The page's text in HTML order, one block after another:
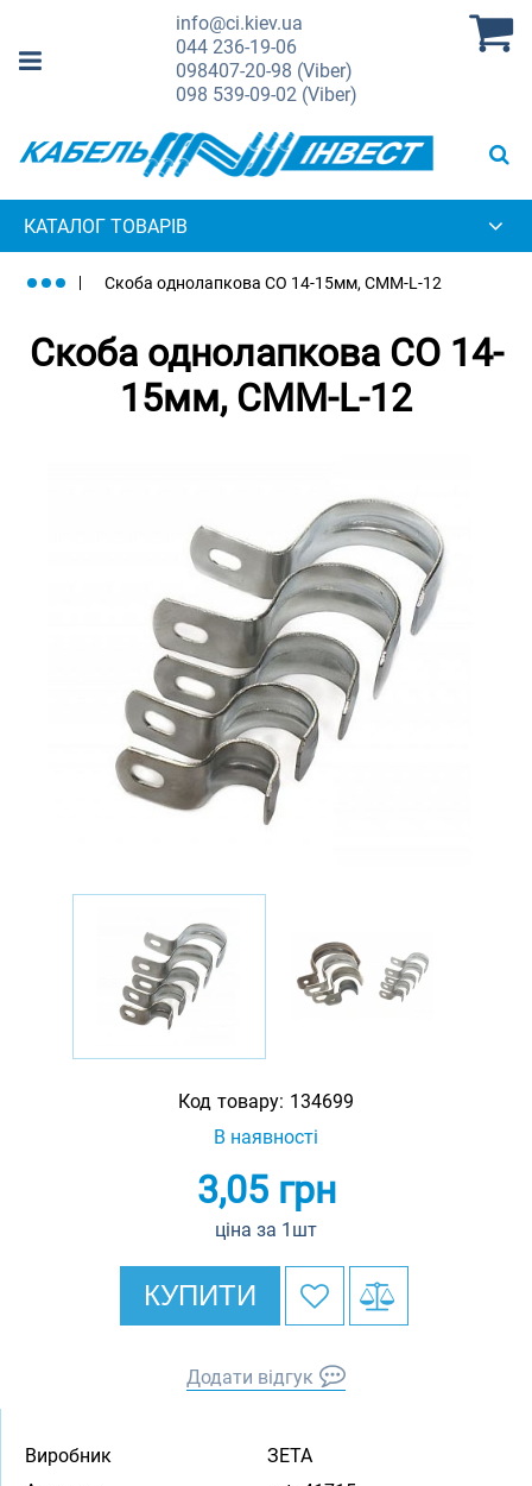
info@ci.kiev.ua
044236-19-06
098407-20-98 (Viber)
098 539-09-02 (Viber)
КАТАЛОГ ТОВАРІВ
Скоба однолапкова СО 14-15мм, СММ-L-12
Скоба однолапкова СО 14-
15мм, СММ-L-12
Код товару: 134699
В наявності
3,05грн
ціна за 1шт
КУПИТИ
Додати відгук
Виробник
ЗЕТА